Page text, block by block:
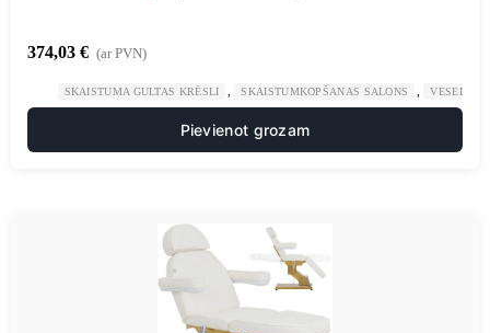
374,03 € (ar PVN)
SKAISTUMA GULTAS KRĒSLI SKAISTUMKOPŠANAS SALONS VESELĪBA
Pievienot grozam